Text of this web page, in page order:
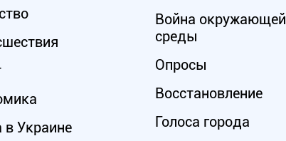
в Украине
Война окружающей
среды
Опросы
Восстановление
Голоса города